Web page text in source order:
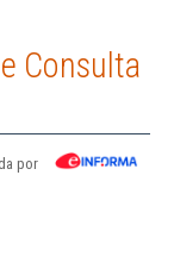
Consulta
por